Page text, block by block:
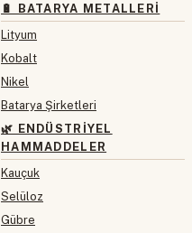
🔋 BATARYA METALLERI
Lityum
Kobalt
Nikel
Batarya Şirketleri
🌿 ENDÜSTRIYEL
HAMMADDELER
Kauçuk
Selüloz
Gübre